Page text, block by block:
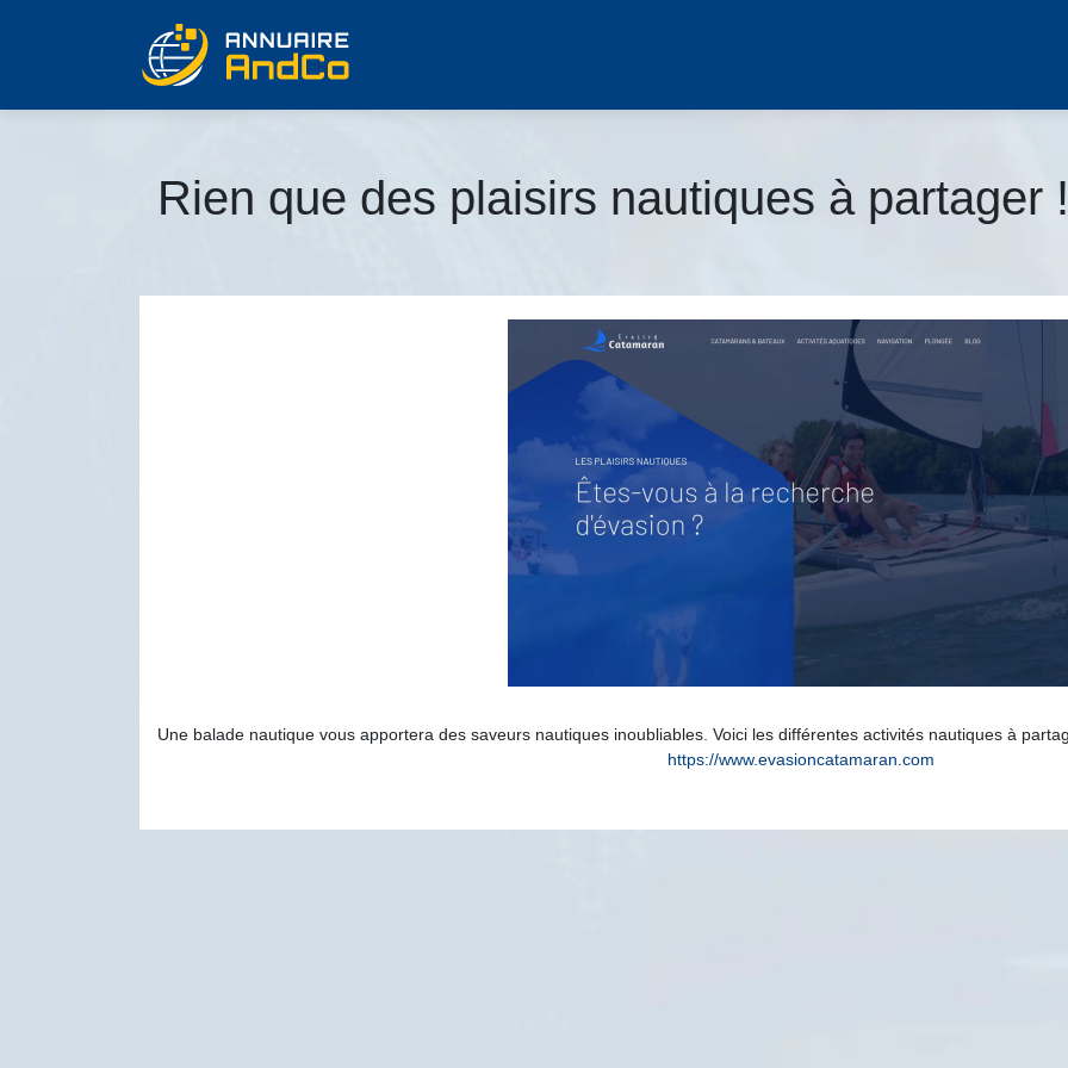
Rien que des plaisirs nautiques à partager !
Une balade nautique vous apportera des saveurs nautiques inoubliables. Voici les différentes activités nautiques à
https://www.evasioncatamaran.com